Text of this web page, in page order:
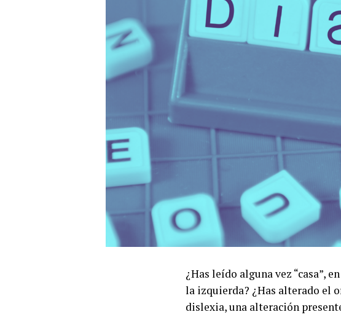
¿Has leído alguna vez “casa”,
la izquierda? ¿Has alterado el
dislexia, una alteración